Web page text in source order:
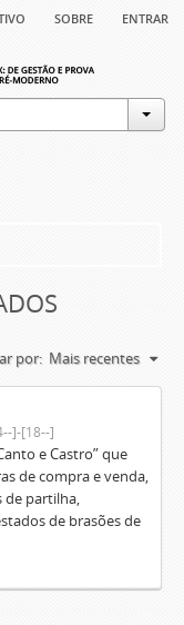
sobre entrar
por: Mais recentes
]-[18--]
e Castro” que
de compra e venda,
de partilha,
de brasões de